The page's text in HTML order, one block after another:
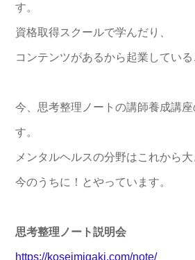
す。
資格取得スクールで学んだり、
コンテンツがあるから起業している
今、思考整理ノートの講師養成講
す。
メンタルヘルスの分野はこれから大
今のうちに！とやっています。
思考整理ノート説明会
https://koseimigaki.com/note/